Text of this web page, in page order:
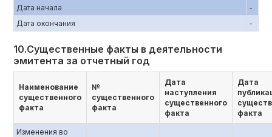
Дата начала
-
Дата окончания
-
10.Существенные факты в деятельности
эмитента за отчетный год
Наименование
существенного
факта
№
существенного
факта
Дата
наступления
существенного
факта
Дата
факта
Изменения во